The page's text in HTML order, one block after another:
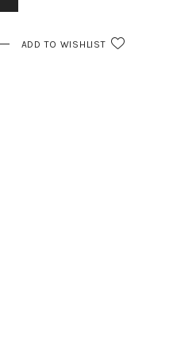
ADD TO WISHLIST